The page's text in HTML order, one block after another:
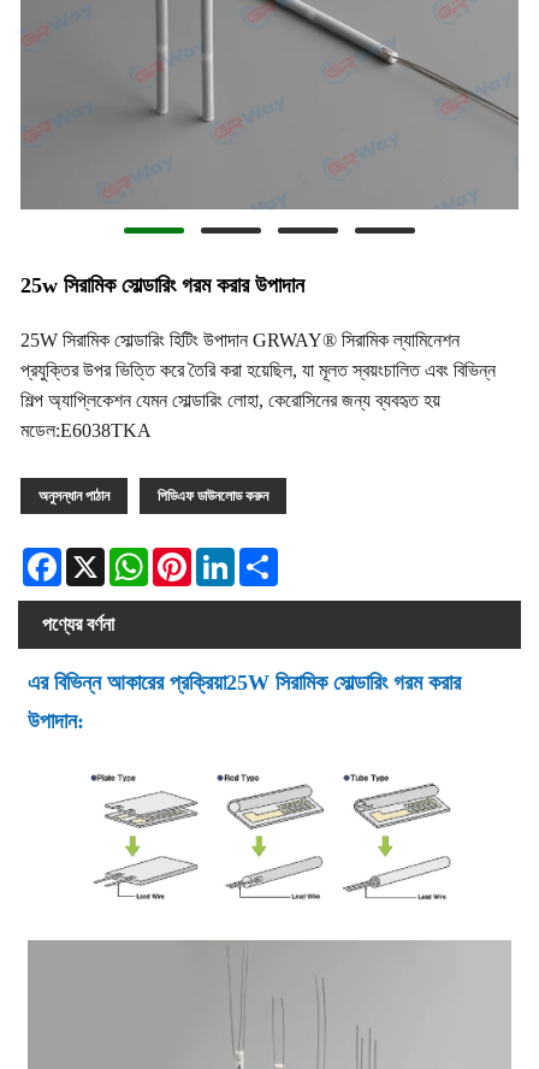
25w সিরামিক সোল্ডারিং গরম করার উপাদান
25W সিরামিক সোল্ডারিং হিটিং উপাদান GRWAY® সিরামিক ল্যামিনেশন
প্রযুক্তির উপর ভিত্তি করে তৈরি করা হয়েছিল, যা মূলত স্বয়ংচালিত এবং বিভিন্ন
শিল্প অ্যাপ্লিকেশন যেমন সোল্ডারিং লোহা, কেরোসিনের জন্য ব্যবহৃত হয়
মডেল:E6038TKA
অনুসন্ধান পাঠান পিডিএফ ডাউনলোড করুন
Facebook
X WhatsAppPinterestLinkedIn
পণ্যের বর্ণনা
এর বিভিন্ন আকারের প্রক্রিয়া25W সিরামিক সোল্ডারিং গরম করার
উপাদান: